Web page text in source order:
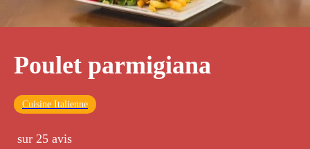
Poulet parmigiana
Cuisine Italienne
sur 25 avis